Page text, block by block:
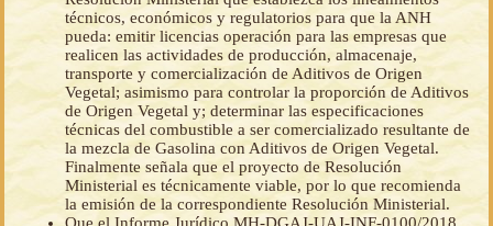
técnicos, económicos y regulatorios para que la ANH
pueda: emitir licencias operación para las empresas que
realicen las actividades de producción, almacenaje,
transporte y comercialización de Aditivos de Origen
Vegetal; asimismo para controlar la proporción de Aditivos
de Origen Vegetal y; determinar las especificaciones
técnicas del combustible a ser comercializado resultante de
la mezcla de Gasolina con Aditivos de Origen Vegetal.
Finalmente señala que el proyecto de Resolución
Ministerial es técnicamente viable, por lo que recomienda
la emisión de la correspondiente Resolución Ministerial.